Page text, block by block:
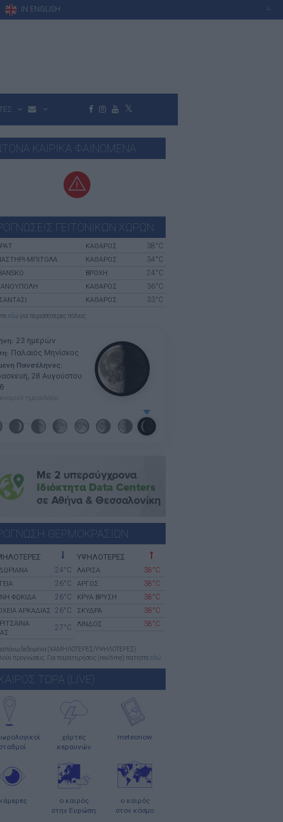
IN ENGLISH A
ΚΑΙΡΙΚΑ ΦΑΙΝΟΜΕΝΑ
ΓΕΙΤΟΝΙΚΩΝ ΧΩΡΩΝ
ΚΑΘΑΡΟΣ 38°C
ΜΠΊΤΟΛΑ ΚΑΘΑΡΟΣ 34°C
ΒΡΟΧΗ 24°C
ΚΑΘΑΡΟΣ 36°C
ΚΑΘΑΡΟΣ 33°C
εδώγια περισσότερες πόλεις
23 ημερών
Παλαιός Μηνίσκος
Πανσέληνος:
28 Αυγούστου
ημερολόγιο
ΘΕΡΜΟΚΡΑΣΙΩΝ
24°C
26°C
ΦΩΚΙΔΑ 26°C
ΑΡΚΑΔΙΑΣ 26°C
27°C
ΥΨΗΛΟΤΕΡΕΣ
ΛΑΡΙΣΑ 38°C
ΑΡΓΟΣ 38°C
ΚΡΥΑ ΒΡΥΣΗ 38°C
ΣΚΥΔΡΑ 38°C
ΛΙΝΔΟΣ 38°C
δεδομένα (ΧΑΜΗΛΟΤΕΡΕΣ/ΥΨΗΛΟΤΕΡΕΣ)
προγνώσεις. Για παρατηρήσεις (realtime) πατήστε εδώ
ΤΩΡΑ (LIVE)
σταθμοί
χάρτες
κεραυνών
meteonow
κάμερες
ο καιρός
στην Ευρώπη
ο καιρός
στον κόσμο